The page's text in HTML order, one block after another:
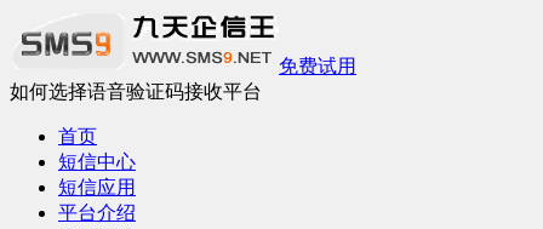
免费试用
如何选择语音验证码接收平台
首页
短信中心
短信应用
平台介绍